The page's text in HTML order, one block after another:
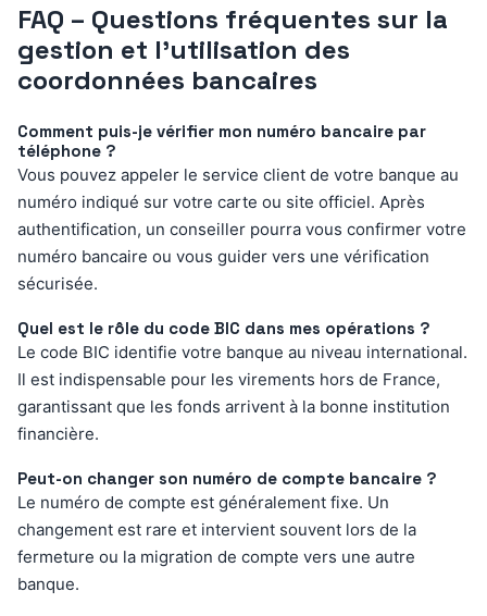
FAQ – Questions fréquentes sur la
gestion et l’utilisation des
coordonnées bancaires
Comment puis-je vérifier mon numéro bancaire par
téléphone ?
Vous pouvez appeler le service client de votre banque au
numéro indiqué sur votre carte ou site officiel. Après
authentification, un conseiller pourra vous confirmer votre
numéro bancaire ou vous guider vers une vérification
sécurisée.
Quel est le rôle du code BIC dans mes opérations ?
Le code BIC identifie votre banque au niveau international.
Il est indispensable pour les virements hors de France,
garantissant que les fonds arrivent à la bonne institution
financière.
Peut-on changer son numéro de compte bancaire ?
Le numéro de compte est généralement fixe. Un
changement est rare et intervient souvent lors de la
fermeture ou la migration de compte vers une autre
banque.